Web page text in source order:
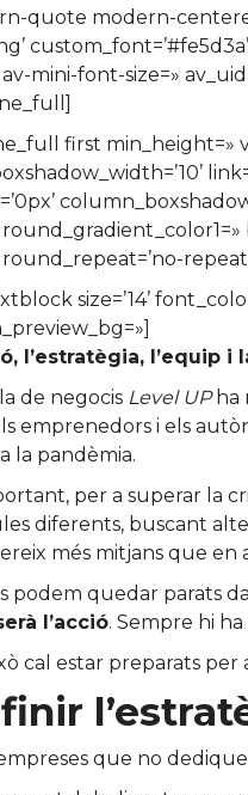
quote modern-
av-mini-font-size=»
first min_height=»
size=’14’
l’estratègia, l’equip
de negocis Level UPha
emprenedors i els
la pandèmia.
per a superar la
diferents, buscant
més mitjans que
podem quedar parats
l’acció. Sempre hi
cal estar preparats per
que no